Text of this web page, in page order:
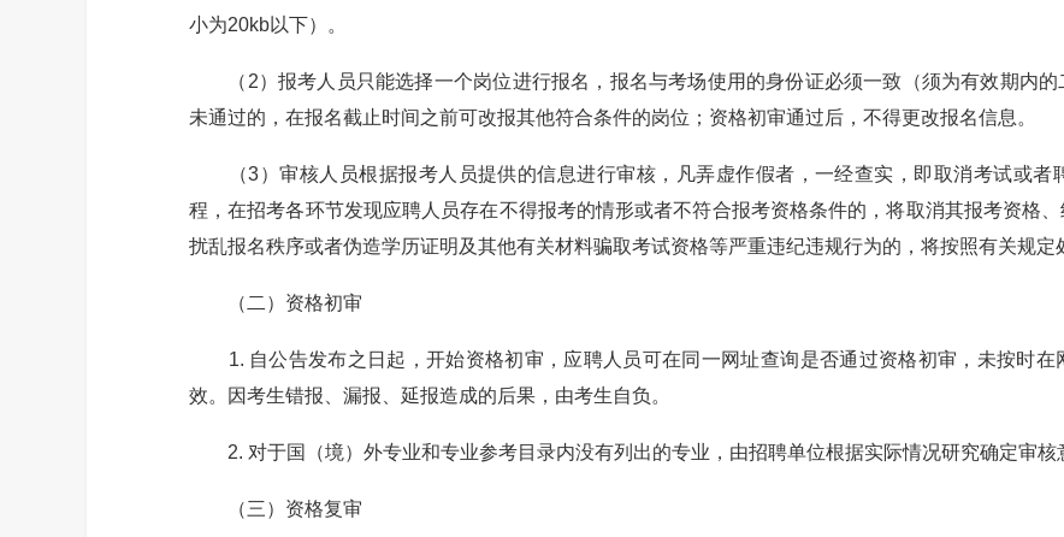
小为20kb以下）。
（2）报考人员只能选择一个岗位进行报名，报名与考场使用的身份证必须一致（须为有效期内的
未通过的，在报名截止时间之前可改报其他符合条件的岗位；资格初审通过后，不得更改报名信息。
（3）审核人员根据报考人员提供的信息进行审核，凡弄虚作假者，一经查实，即取消考试或者
程，在招考各环节发现应聘人员存在不得报考的情形或者不符合报考资格条件的，将取消其报考资格
扰乱报名秩序或者伪造学历证明及其他有关材料骗取考试资格等严重违纪违规行为的，将按照有关规定
（二）资格初审
1. 自公告发布之日起，开始资格初审，应聘人员可在同一网址查询是否通过资格初审，未按时在
效。因考生错报、漏报、延报造成的后果，由考生自负。
2. 对于国（境）外专业和专业参考目录内没有列出的专业，由招聘单位根据实际情况研究确定审核
（三）资格复审